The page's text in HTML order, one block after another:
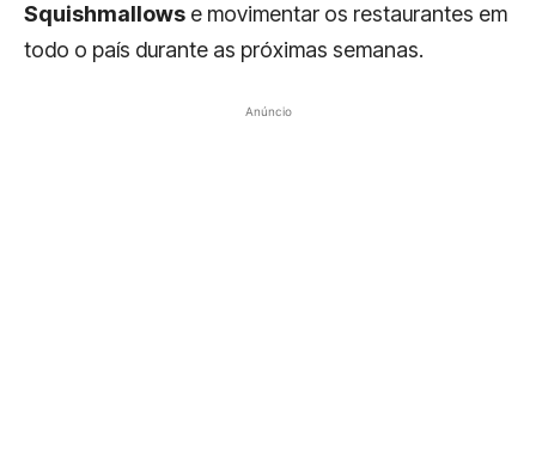
Squishmallows e movimentar os restaurantes em
todo o país durante as próximas semanas.
Anúncio